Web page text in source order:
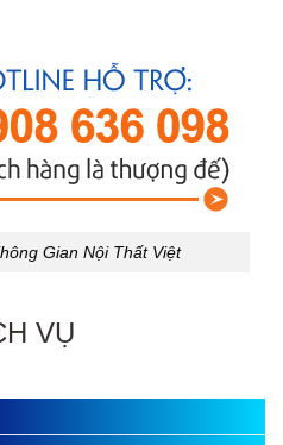
Gian Nội Thất Việt
VỤ